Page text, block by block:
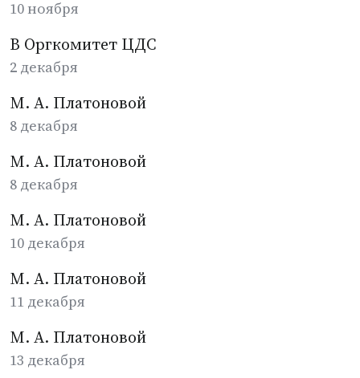
10 ноября
В Оргкомитет ЦДС
2 декабря
М. А. Платоновой
8 декабря
М. А. Платоновой
8 декабря
М. А. Платоновой
10 декабря
М. А. Платоновой
11 декабря
М. А. Платоновой
13 декабря